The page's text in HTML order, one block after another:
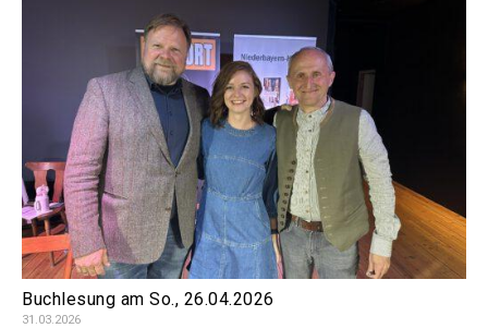
Buchlesung am So., 26.04.2026
31.03.2026